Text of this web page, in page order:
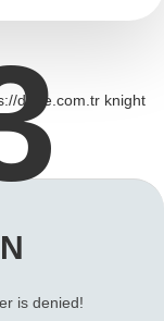
debe.com.tr knight
is denied!